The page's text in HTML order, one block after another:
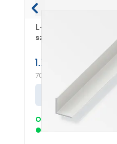
L-profil 20x20x1,5
szimmetrikus pvc
1.399 Ft / darab
700 Ft
Szállítás:
3 munkanap